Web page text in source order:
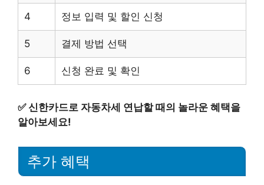
4 정보 입력 및 할인 신청
5 결제 방법 선택
6 신청 완료 및 확인
✅신한카드로 자동차세 연납할 때의 놀라운 혜택을
알아보세요!
추가 혜택